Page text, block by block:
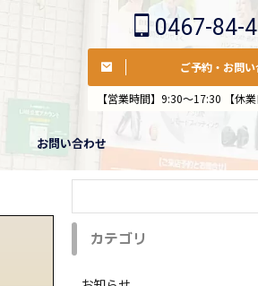
0467-84-
ご予約・お問
【営業時間】9:30〜17:30 【休
お問い合わせ
カテゴリ